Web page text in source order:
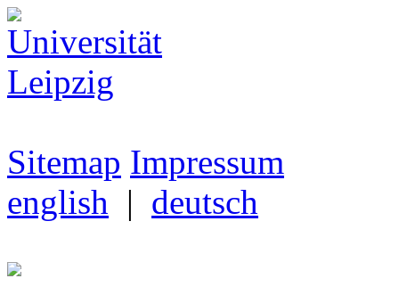
Sitemap Impressum
english | deutsch